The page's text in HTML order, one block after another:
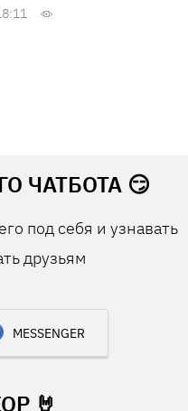
ЧАТБОТА 😏
под себя и узнавать
друзьям
MESSENGER
🤘